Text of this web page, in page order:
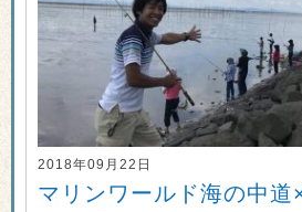
2018年09月22日
マリンワールド海の中道